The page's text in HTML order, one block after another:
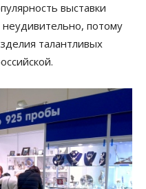
выставки
потому
талантливых